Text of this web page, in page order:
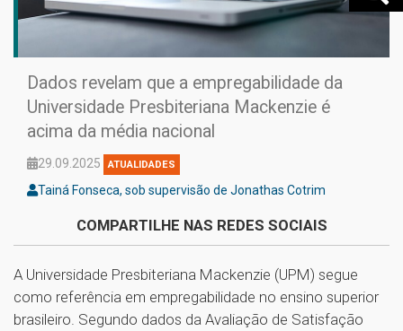
Dados revelam que a empregabilidade da
Universidade Presbiteriana Mackenzie é
acima da média nacional
29.09.2025 ATUALIDADES
Tainá Fonseca, sob supervisão de Jonathas Cotrim
COMPARTILHE NAS REDES SOCIAIS
A Universidade Presbiteriana Mackenzie (UPM) segue
como referência em empregabilidade no ensino superior
brasileiro. Segundo dados da Avaliação de Satisfação